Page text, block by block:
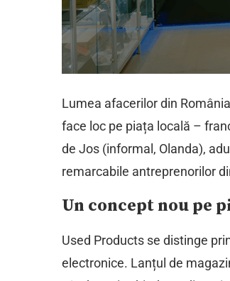
Lumea afacerilor din
face loc pe piața locală –
de Jos (informal, Olanda),
remarcabile antreprenorilor
Un concept nou pe
Used Products se distinge
electronice. Lanțul de